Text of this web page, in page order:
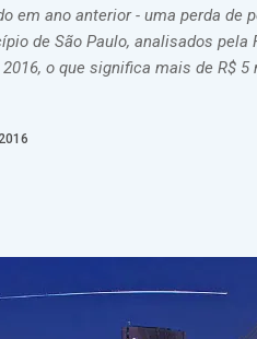
em ano anterior - uma perda
de São Paulo, analisados pela
o que significa mais de R$ 5